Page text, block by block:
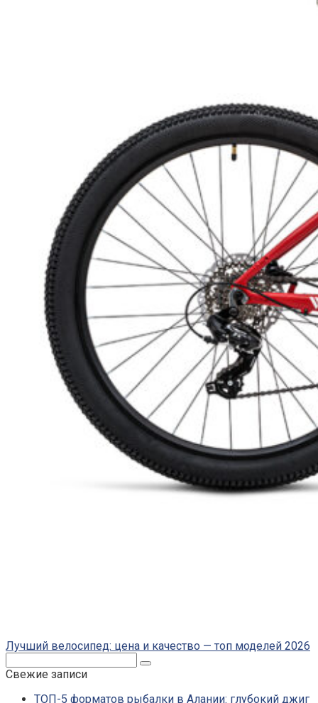
Лучший велосипед: цена и качество — топ моделей 2026
Свежие записи
ТОП-5 форматов рыбалки в Алании: глубокий джиг